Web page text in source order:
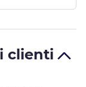
clienti